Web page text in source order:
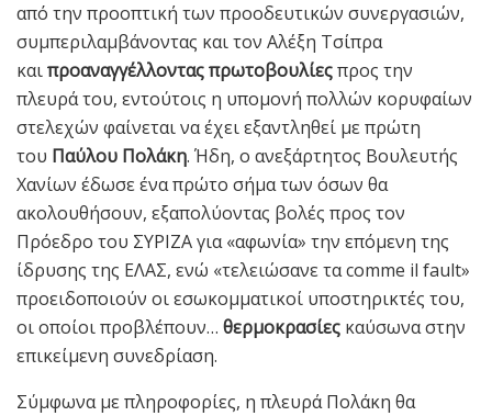
από την προοπτική των προοδευτικών συνεργασιών,
συμπεριλαμβάνοντας και τον Αλέξη Τσίπρα
καιπροαναγγέλλοντας πρωτοβουλίεςπρος την
πλευρά του, εντούτοις η υπομονή πολλών κορυφαίων
στελεχών φαίνεται να έχει εξαντληθεί με πρώτη
του Παύλου Πολάκη. Ήδη, ο ανεξάρτητος Βουλευτής
Χανίων έδωσε ένα πρώτο σήμα των όσων θα
ακολουθήσουν, εξαπολύοντας βολές προς τον
Πρόεδρο του ΣΥΡΙΖΑ για «αφωνία» την επόμενη της
ίδρυσης της ΕΛΑΣ, ενώ «τελειώσανε τα comme il fault»
προειδοποιούν οι εσωκομματικοί υποστηρικτές του,
οι οποίοι προβλέπουν… θερμοκρασίες καύσωνα στην
επικείμενη συνεδρίαση.
Σύμφωνα με πληροφορίες, η πλευρά Πολάκη θα